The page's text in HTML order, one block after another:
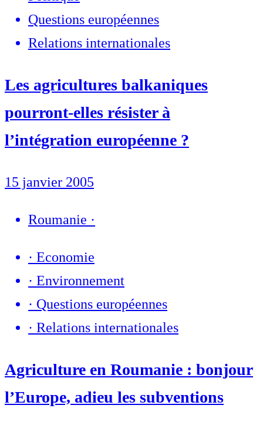
Questions européennes
Relations internationales
Les agricultures balkaniques
pourront-elles résister à
l’intégration européenne ?
15 janvier 2005
Roumanie ·
· Economie
· Environnement
· Questions européennes
· Relations internationales
Agriculture en Roumanie : bonjour
l’Europe, adieu les subventions